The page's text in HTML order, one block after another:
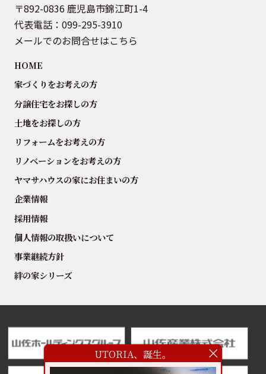
〒892-0836 鹿児島市錦江町1-4
代表電話： 099-295-3910
メールでのお問合せはこちら
HOME
家づくりをお考えの方
分譲住宅をお探しの方
土地をお探しの方
リフォームをお考えの方
リノベーションをお考えの方
ヤマサハウスの家にお住まいの方
企業情報
採用情報
個人情報の取扱いについて
事業継続方針
絆の家シリーズ
UTORIA、誕生。